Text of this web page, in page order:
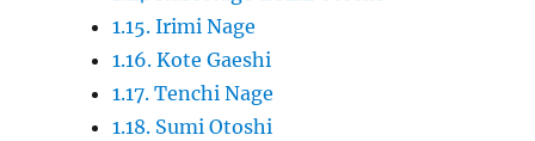
1.15. Irimi Nage
1.16. Kote Gaeshi
1.17. Tenchi Nage
1.18. Sumi Otoshi